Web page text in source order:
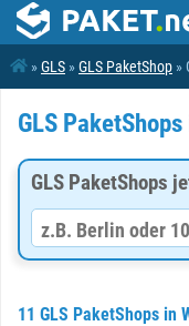
»GLS »GLS PaketShop »
GLS
GLS PaketShops
11 GLS PaketShops in